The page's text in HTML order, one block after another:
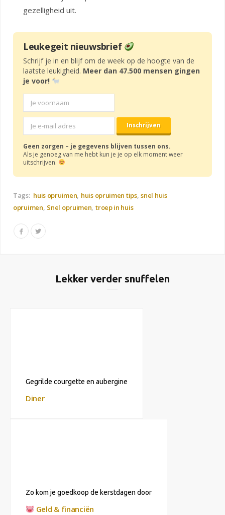
gezelligheid uit.
Leukegeit nieuwsbrief
Schrijf je in en blijf om de week op de hoogte van de
laatste leukigheid. Meer dan 47.500 mensen gingen
je voor!
Geen zorgen – je gegevens blijven tussen ons.
Als je genoeg van me hebt kun je je op elk moment weer
uitschrijven.
Tags: huis opruimen huis opruimen tips snel huis
opruimen Snel opruimen troep in huis
Lekker verder snuffelen
Gegrilde courgette en aubergine
Diner
Zo kom je goedkoop de kerstdagen door
Geld & financiën